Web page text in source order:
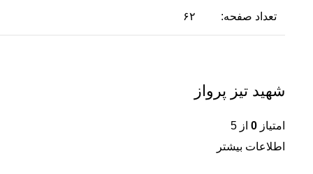
تعداد صفحه: ۶۲
شهید تیز پرواز
امتیاز 0 از 5
اطلاعات بیشتر